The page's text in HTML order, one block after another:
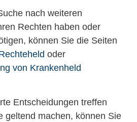
nach weiteren
Rechten haben oder
können Sie die Seiten
oder
von Krankenheld
Entscheidungen treffen
geltend machen, können Sie